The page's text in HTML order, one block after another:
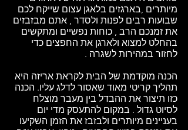
מיותרים ,בארגזים בלאגן עצום שייקח לכם
שבועות רבים לפנות ולסדר , אתם מבזבזים
את זמנכם הרב , כוחות נפשיים ומתקשים
בהחלט למצוא ולארגן את החפצים כדי
לחזור במהירות לשגרה .
הכנה מוקדמת של הבית לקראת אריזה היא
תהליך קריטי מאוד שאסור לדלג עליו. הכנה
כזו תיצור את ההבדל בין מעבר מוצלח
לסיוט גדול . במקום להתעסק מדי יום
בעניינים מיותרים ולבזבז את הזמן השקיעו